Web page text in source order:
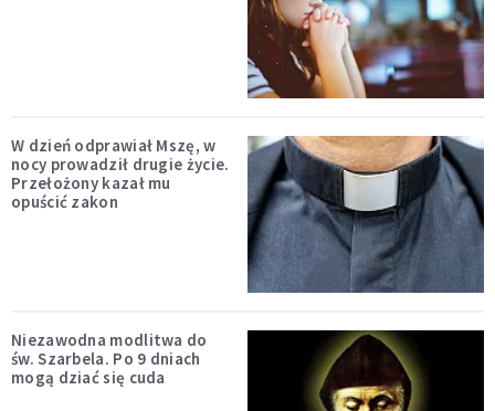
W dzień odprawiał Mszę, w
nocy prowadził drugie życie.
Przełożony kazał mu
opuścić zakon
Niezawodna modlitwa do
św. Szarbela. Po 9 dniach
mogą dziać się cuda